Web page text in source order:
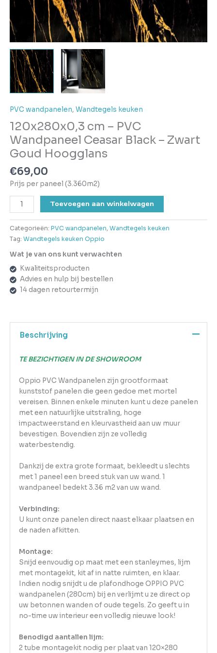
PVC wandpanelen, Wandtegels keuken
120x280x0,3 cm – PVC
Wandpaneel Ceasar Black – Zwart
Goud Hoogglans
€69,00
Prijs per paneel (3.360m2)
Toevoegen aan winkelwagen
Categorieën: PVC wandpanelen, Wandtegels keuken
Tag: Wandtegels keuken Oppio
Wat je van ons kunt verwachten
Kwaliteitsproducten
Advies en hulp bij bestellen
14 dagen retourtermijn
Beschrijving
TE BEZICHTIGEN IN DE SHOWROOM
Oppio PVC Wandpanelen zijn grootformaat
kunststof panelen die geen gedoe met mortel
vereisen. Binnen enkele minuten kunt u deze panelen
met een natuurlijke uitstraling, hoge
impactweerstand en kleurvastheid aan uw muur
bevestigen. Bovendien zijn ze volledig
waterbestendig.
Dankzij de extra grote formaat, bekleedt u slechts
met 1 paneel een breed stuk van uw wand. 1
wandpaneel bedekt 3.36 m2 van uw wand.
Verbinding:
U kunt onze panelen direct naast elkaar plaatsen en
de naden afkitten.
Montage:
Snijd eenvoudig op maat met een stanleymes, lijm
met montagekit, kit af in natte ruimten, en klaar.
Indien nodig snijdt u de plafondhoge OPPIO PVC
wandpanelen (280cm) bij en verlijmt u ze direct op
uw betonnen wanden of oude tegels. Zo geeft u in
no-time uw interieur een volledig nieuwe look!
Benodigd aantallen lijm:
2 tube montagekit nodig per plaat van 120×280